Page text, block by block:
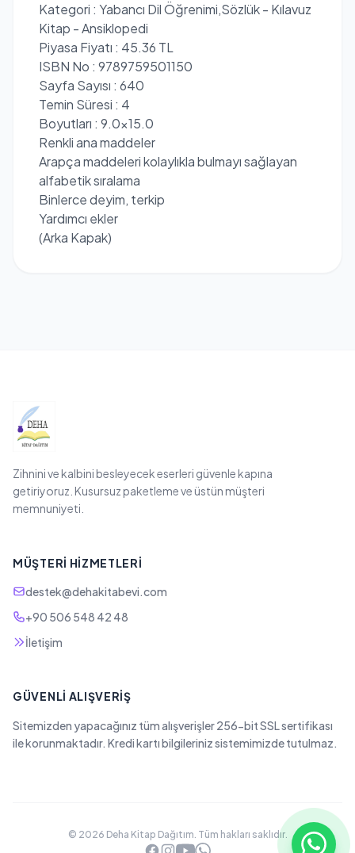
Kategori : Yabancı Dil Öğrenimi,Sözlük - Kılavuz
Kitap - Ansiklopedi
Piyasa Fiyatı : 45.36 TL
ISBN No : 9789759501150
Sayfa Sayısı : 640
Temin Süresi : 4
Boyutları : 9.0x15.0
Renkli ana maddeler
Arapça maddeleri kolaylıkla bulmayı sağlayan
alfabetik sıralama
Binlerce deyim, terkip
Yardımcı ekler
(Arka Kapak)
Zihnini ve kalbini besleyecek eserleri güvenle kapına
getiriyoruz. Kusursuz paketleme ve üstün müşteri
memnuniyeti.
MÜŞTERI HIZMETLERI
destek@dehakitabevi.com
+90 506 548 42 48
İletişim
GÜVENLI ALIŞVERIŞ
Sitemizden yapacağınız tüm alışverişler 256-bit SSL sertifikası
ile korunmaktadır. Kredi kartı bilgileriniz sistemimizde tutulmaz.
© 2026 Deha Kitap Dağıtım. Tüm hakları saklıdır.